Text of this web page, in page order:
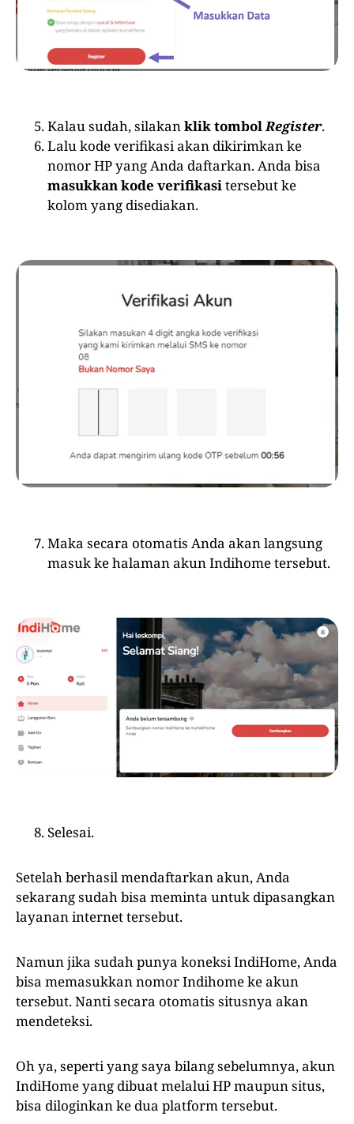
Kalau sudah, silakan klik tombol Register.
Lalu kode verifikasi akan dikirimkan ke
nomor HP yang Anda daftarkan. Anda bisa
masukkan kode verifikasi tersebut ke
kolom yang disediakan.
Maka secara otomatis Anda akan langsung
masuk ke halaman akun Indihome tersebut.
Selesai.
Setelah berhasil mendaftarkan akun, Anda
sekarang sudah bisa meminta untuk dipasangkan
layanan internet tersebut.
Namun jika sudah punya koneksi IndiHome, Anda
bisa memasukkan nomor Indihome ke akun
tersebut. Nanti secara otomatis situsnya akan
mendeteksi.
Oh ya, seperti yang saya bilang sebelumnya, akun
IndiHome yang dibuat melalui HP maupun situs,
bisa diloginkan ke dua platform tersebut.